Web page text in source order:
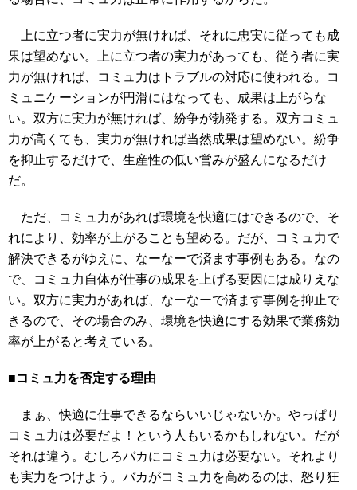
上に立つ者に実力が無ければ、それに忠実に従っても成
果は望めない。上に立つ者の実力があっても、従う者に実
力が無ければ、コミュ力はトラブルの対応に使われる。コ
ミュニケーションが円滑にはなっても、成果は上がらな
い。双方に実力が無ければ、紛争が勃発する。双方コミュ
力が高くても、実力が無ければ当然成果は望めない。紛争
を抑止するだけで、生産性の低い営みが盛んになるだけ
だ。
ただ、コミュ力があれば環境を快適にはできるので、そ
れにより、効率が上がることも望める。だが、コミュ力で
解決できるがゆえに、なーなーで済ます事例もある。なの
で、コミュ力自体が仕事の成果を上げる要因には成りえな
い。双方に実力があれば、なーなーで済ます事例を抑止で
きるので、その場合のみ、環境を快適にする効果で業務効
率が上がると考えている。
■コミュ力を否定する理由
まぁ、快適に仕事できるならいいじゃないか。やっぱり
コミュ力は必要だよ！という人もいるかもしれない。だが
それは違う。むしろバカにコミュ力は必要ない。それより
も実力をつけよう。バカがコミュ力を高めるのは、怒り狂